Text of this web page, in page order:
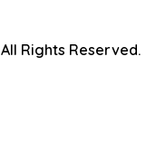
Rights Reserved.